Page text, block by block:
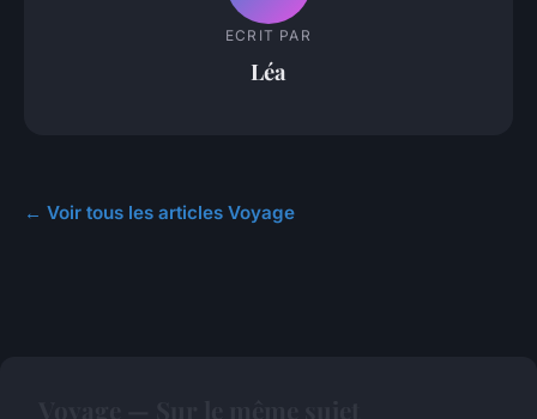
ECRIT PAR
Léa
← Voir tous les articles Voyage